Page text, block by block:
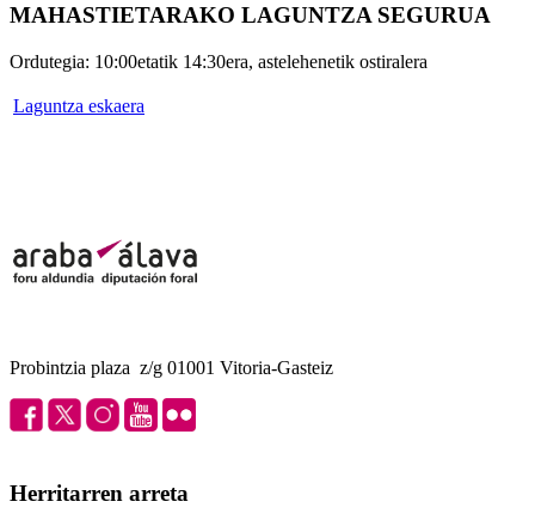
MAHASTIETARAKO LAGUNTZA SEGURUA
Ordutegia: 10:00etatik 14:30era, astelehenetik ostiralera
Laguntza eskaera
Probintzia plaza z/g 01001 Vitoria-Gasteiz
Herritarren arreta